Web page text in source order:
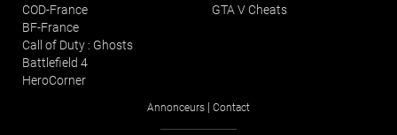
COD-France
BF-France
Call of Duty : Ghosts
Battlefield 4
HeroCorner
GTA V Cheats
Annonceurs | Contact